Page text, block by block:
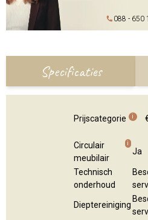
088 - 650
Specificaties
Prijscategorie i
Circulair
meubilair
i
Ja
Technisch
onderhoud
Dieptereiniging